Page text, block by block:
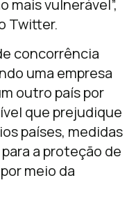
mais vulnerável”,
Twitter.
concorrência
uma empresa
outro país por
que prejudique
países, medidas
a proteção de
meio da